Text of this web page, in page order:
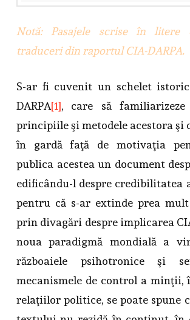
Notă: Pasajele scrise în litere
traduceri din raportul CIA-DARPA.
S-ar fi cuvenit un schelet
DARPA[1], care să
principiile şi metodele acestora şi
în gardă faţă de motivaţia
publica acestea un document
edificându-l despre credibilitatea
pentru că s-ar extinde prea
prin divagări despre implicarea
noua paradigmă mondială a
războaiele psihotronice şi
mecanismele de control a minţii,
relaţiilor politice, se poate spune